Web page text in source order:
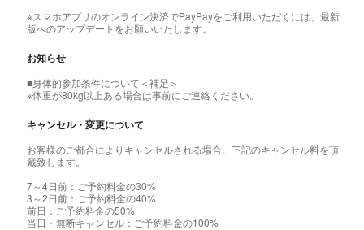
※スマホアプリのオンライン決済でPayPayをご利用いただくには、最新
版へのアップデートをお願いいたします。
お知らせ
■身体的参加条件について＜補足＞
※体重が80kg以上ある場合は事前にご連絡ください。
キャンセル・変更について
お客様のご都合によりキャンセルされる場合、下記のキャンセル料を頂
戴致します。
7～4日前：ご予約料金の30%
3～2日前：ご予約料金の40%
前日：ご予約料金の50%
当日・無断キャンセル：ご予約料金の100%